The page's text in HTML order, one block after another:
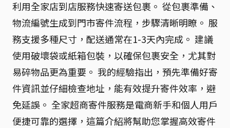
利用全家店到店服務快速寄送包裹。 從包裹準備、
物流編號生成到門市寄件流程，步驟清晰明瞭。 服
務支援多種尺寸，配送通常在1-3天內完成。 建議
使用破壞袋或紙箱包裝，以確保包裹安全，尤其對
易碎物品更為重要。 我的經驗指出，預先準備好寄
件資訊並仔細檢查地址，能有效提升寄件效率，避
免延誤。 全家超商寄件服務是電商新手和個人用戶
便捷可靠的選擇，這篇介紹將幫助您掌握高效寄件